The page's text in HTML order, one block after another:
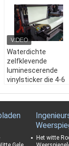
Waterdichte
zelfklevende
luminescerende
vinylsticker die 4-6
R/PVC
Sollicitatie:Binnen
Het witte